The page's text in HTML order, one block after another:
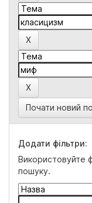
Почати новий
Додати фільтри:
Використовуйте
пошуку.